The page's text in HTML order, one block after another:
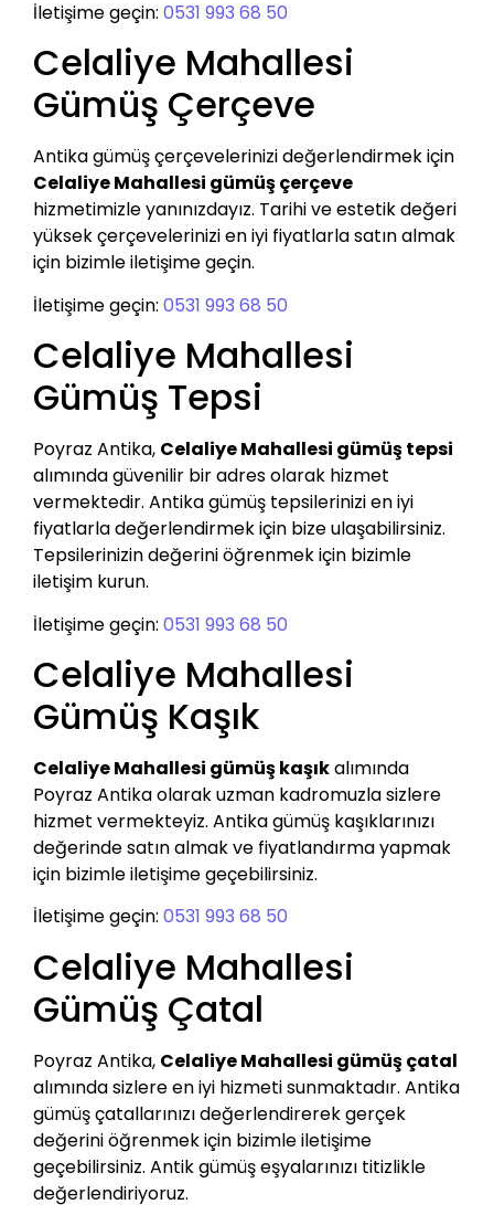
İletişime geçin: 0531 993 68 50
Celaliye Mahallesi
Gümüş Çerçeve
Antika gümüş çerçevelerinizi değerlendirmek için
Celaliye Mahallesi gümüş çerçeve
hizmetimizle yanınızdayız. Tarihi ve estetik değeri
yüksek çerçevelerinizi en iyi fiyatlarla satın almak
için bizimle iletişime geçin.
İletişime geçin: 0531 993 68 50
Celaliye Mahallesi
Gümüş Tepsi
Poyraz Antika, Celaliye Mahallesi gümüş tepsi
alımında güvenilir bir adres olarak hizmet
vermektedir. Antika gümüş tepsilerinizi en iyi
fiyatlarla değerlendirmek için bize ulaşabilirsiniz.
Tepsilerinizin değerini öğrenmek için bizimle
iletişim kurun.
İletişime geçin: 0531 993 68 50
Celaliye Mahallesi
Gümüş Kaşık
Celaliye Mahallesi gümüş kaşıkalımında
Poyraz Antika olarak uzman kadromuzla sizlere
hizmet vermekteyiz. Antika gümüş kaşıklarınızı
değerinde satın almak ve fiyatlandırma yapmak
için bizimle iletişime geçebilirsiniz.
İletişime geçin: 0531 993 68 50
Celaliye Mahallesi
Gümüş Çatal
Poyraz Antika, Celaliye Mahallesi gümüş çatal
alımında sizlere en iyi hizmeti sunmaktadır. Antika
gümüş çatallarınızı değerlendirerek gerçek
değerini öğrenmek için bizimle iletişime
geçebilirsiniz. Antik gümüş eşyalarınızı titizlikle
değerlendiriyoruz.